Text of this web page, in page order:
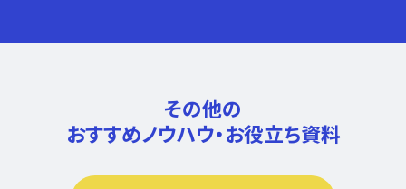
その他の
おすすめノウハウ・ お役立ち資料